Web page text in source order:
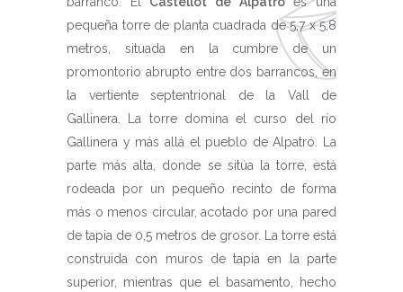
pequeña torre de planta cuadrada de 5,7 x 5,8
metros, situada en la cumbre de un
promontorio abrupto entre dos barrancos, en
la vertiente septentrional de la Vall de
Gallinera. La torre domina el curso del río
Gallinera y más allá el pueblo de Alpatró. La
parte más alta, donde se sitúa la torre, está
rodeada por un pequeño recinto de forma
más o menos circular, acotado por una pared
de tapia de 0,5 metros de grosor. La torre está
construida con muros de tapia en la parte
superior, mientras que el basamento, hecho